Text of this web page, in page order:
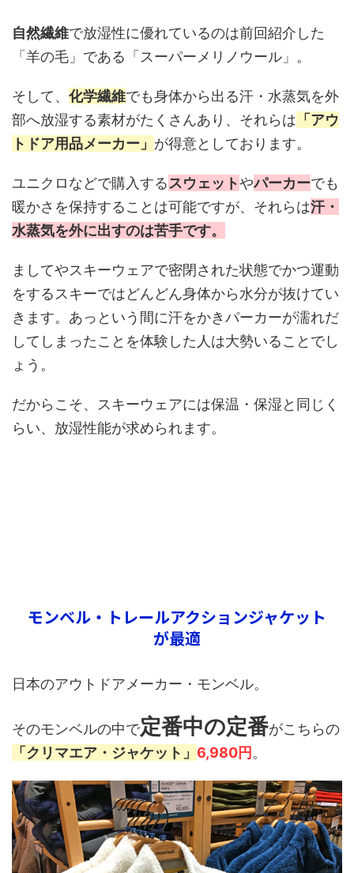
自然繊維で放湿性に優れているのは前回紹介した
「羊の毛」である「スーパーメリノウール」。
そして、 化学繊維でも身体から出る汗・水蒸気を外
部へ放湿する素材がたくさんあり、それらは 「アウ
トドア用品メーカー」 が得意としております。
ユニクロなどで購入するスウェットやパーカーでも
暖かさを保持することは可能ですが、それらは汗・
水蒸気を外に出すのは苦手です。
ましてやスキーウェアで密閉された状態でかつ運動
をするスキーではどんどん身体から水分が抜けてい
きます。あっという間に汗をかきパーカーが濡れだ
してしまったことを体験した人は大勢いることでし
ょう。
だからこそ、スキーウェアには保温・保湿と同じく
らい、放湿性能が求められます。
モンベル・トレールアクションジャケット
が最適
日本のアウトドアメーカー・モンベル。
そのモンベルの中で定番中の定番がこちらの
「クリマエア・ジャケット」 6,980円。